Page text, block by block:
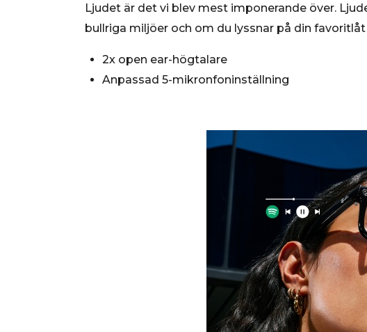
Ljudet är det vi blev mest imponerande över.
bullriga miljöer och om du lyssnar på din
2x open ear-högtalare
Anpassad 5-mikronfoninställning